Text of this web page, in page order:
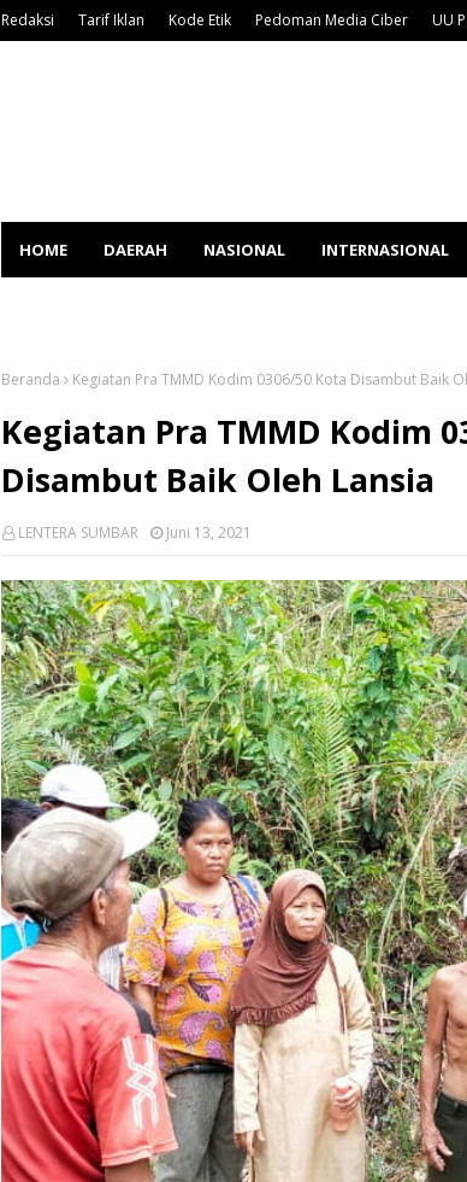
Redaksi Tarif Iklan Kode Etik Pedoman Media Ciber UU
HOME DAERAH NASIONAL INTERNASIONAL
Beranda Kegiatan Pra TMMD Kodim 0306/50 Kota Disambut Baik
Kegiatan Pra TMMD Kodim
Disambut Baik Oleh Lansia
LENTERA SUMBAR Juni 13, 2021